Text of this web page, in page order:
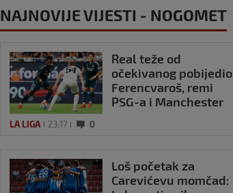
NAJNOVIJE VIJESTI - NOGOMET
Real teže od
očekivanog pobijedio
Ferencvaroš, remi
PSG-a i Manchester
LA LIGA 23:17 0
Loš početak za
Carevićevu momčad: